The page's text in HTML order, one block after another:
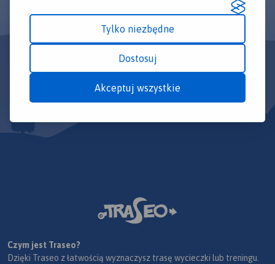
Tylko niezbędne
Dostosuj
Akceptuj wszystkie
Czym jest Traseo?
Dzięki Traseo z łatwością wyznaczysz trasę wycieczki lub treningu.